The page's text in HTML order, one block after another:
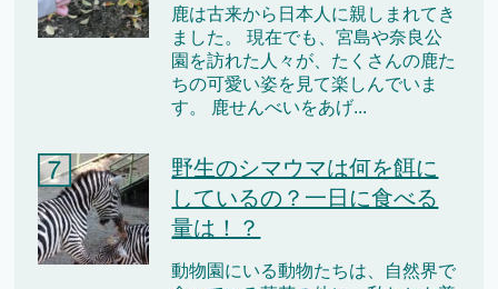
鹿は古来から日本人に親しまれてき
ました。 現在でも、宮島や奈良公
園を訪れた人々が、たくさんの鹿た
ちの可愛い姿を見て楽しんでいま
す。 鹿せんべいをあげ...
野生のシマウマは何を餌に
しているの？一日に食べる
量は！？
動物園にいる動物たちは、自然界で